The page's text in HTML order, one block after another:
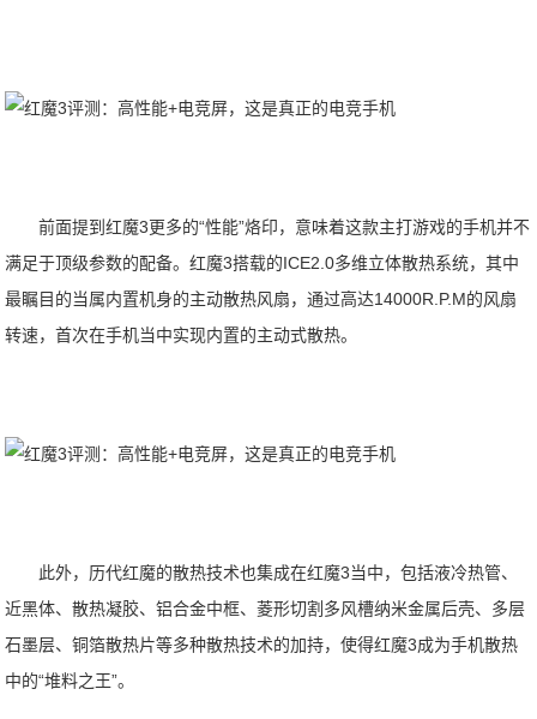
前面提到红魔3更多的“性能”烙印，意味着这款主打游戏的手机并不
满足于顶级参数的配备。红魔3搭载的ICE2.0多维立体散热系统，其中
最瞩目的当属内置机身的主动散热风扇，通过高达14000R.P.M的风扇
转速，首次在手机当中实现内置的主动式散热。
此外，历代红魔的散热技术也集成在红魔3当中，包括液冷热管、
近黑体、散热凝胶、铝合金中框、菱形切割多风槽纳米金属后壳、多层
石墨层、铜箔散热片等多种散热技术的加持，使得红魔3成为手机散热
中的“堆料之王”。